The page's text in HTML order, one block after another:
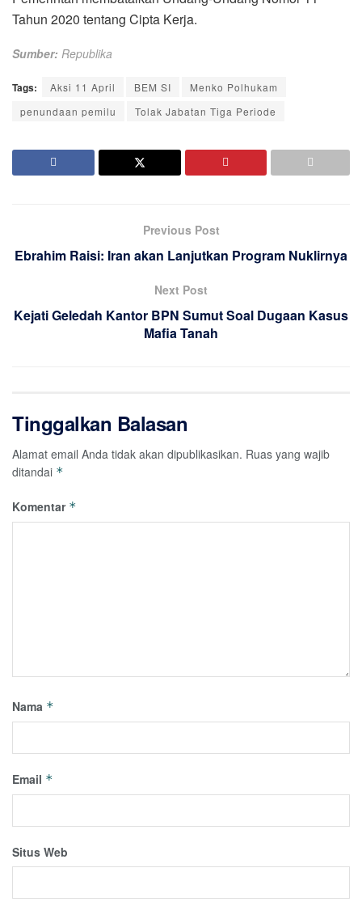
Tahun 2020 tentang Cipta Kerja.
Sumber: Republika
Tags: Aksi 11 April BEM SI
Menko Polhukam
penundaan pemilu
Tolak Jabatan Tiga Periode
Previous Post
Ebrahim Raisi: Iran akan Lanjutkan Program Nuklirnya
Next Post
Kejati Geledah Kantor BPN Sumut Soal Dugaan Kasus
Mafia Tanah
Tinggalkan Balasan
Alamat email Anda tidak akan dipublikasikan. Ruas yang wajib
ditandai *
Komentar *
Nama *
Email *
Situs Web